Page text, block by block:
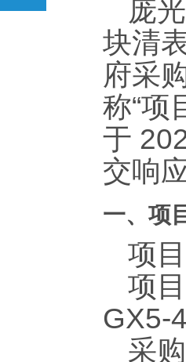
庞
块清
府采
称“项
于
交响
一、项
项
项
GX5-
采